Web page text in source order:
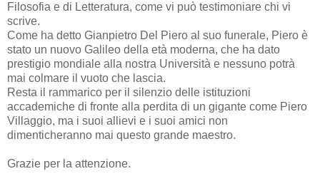
Filosofia e di Letteratura, come vi può testimoniare chi vi
scrive.
Come ha detto Gianpietro Del Piero al suo funerale, Piero è
stato un nuovo Galileo della età moderna, che ha dato
prestigio mondiale alla nostra Università e nessuno potrà
mai colmare il vuoto che lascia.
Resta il rammarico per il silenzio delle istituzioni
accademiche di fronte alla perdita di un gigante come Piero
Villaggio, ma i suoi allievi e i suoi amici non
dimenticheranno mai questo grande maestro.
Grazie per la attenzione.